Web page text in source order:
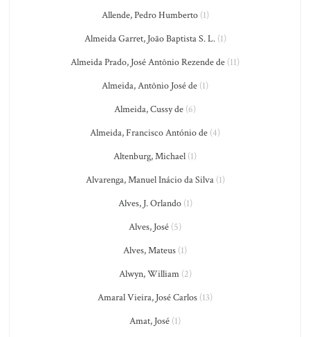
Allende, Pedro Humberto(1)
Almeida Garret, João Baptista S. L.(1)
Almeida Prado, José Antônio Rezende de (11)
Almeida, Antônio José de (1)
Almeida, Cussy de (6)
Almeida, Francisco António de (4)
Altenburg, Michael (1)
Alvarenga, Manuel Inácio da Silva(1)
Alves, J. Orlando(1)
Alves, José (5)
Alves, Mateus (1)
Alwyn, William(2)
Amaral Vieira, José Carlos (13)
Amat, José (1)